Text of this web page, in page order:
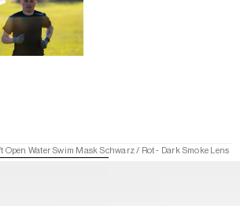
Open Water Swim Mask Schwarz / Rot - Dark Smoke Lens